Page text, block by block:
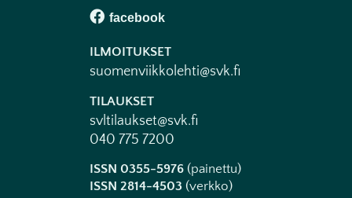
ILMOITUKSET
suomenviikkolehti@svk.fi
TILAUKSET
svltilaukset@svk.fi
040 775 7200
ISSN 0355-5976 (painettu)
ISSN 2814-4503 (verkko)